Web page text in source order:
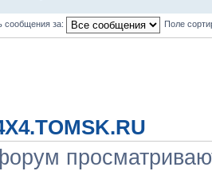
сообщения за: Поле